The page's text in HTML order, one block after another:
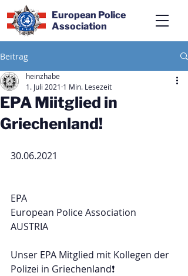
European Police
Association
Beitrag
EPA Miitglied in
Griechenland!
heinzhabe
1. Juli 2021 1 Min. Lesezeit
30.06.2021
EPA
European Police Association
AUSTRIA
Unser EPA Mitglied mit Kollegen der
Polizei in Griechenland❗